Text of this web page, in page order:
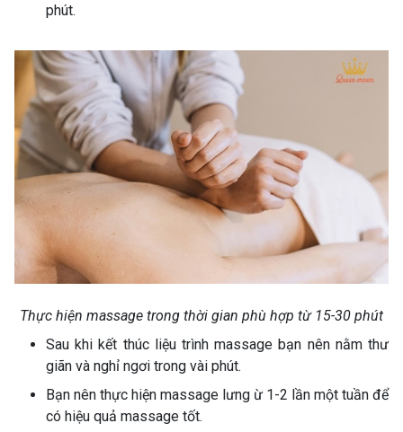
phút.
Thực hiện massage trong thời gian phù hợp từ 15-30 phút
Sau khi kết thúc liệu trình massage bạn nên nằm thư
giãn và nghỉ ngơi trong vài phút.
Bạn nên thực hiện massage lưng ừ 1-2 lần một tuần để
có hiệu quả massage tốt.